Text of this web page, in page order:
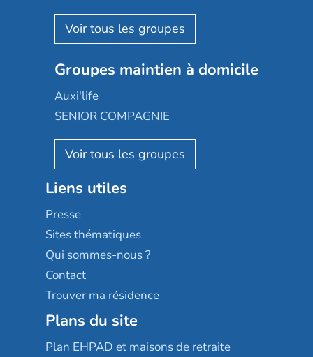
Aquarelia
Nexity edenea
Les jardins d'Arcadie
Occitalia
Appartseniors
Reseda
Stella management
Les villages d'or
Sérénys
Résidences services Villa Médicis
Korian
Emera
Groupe SOS
Le Noble Âge
Almage
Résidalya
Groupe aplus
Groupes maintien à domicile
Auxi'life
SENIOR COMPAGNIE
AGE D'OR Services
Liens utiles
Presse
Sites thématiques
Qui sommes-nous ?
Contact
Trouver ma résidence
Plans du site
Plan EHPAD et maisons de retraite